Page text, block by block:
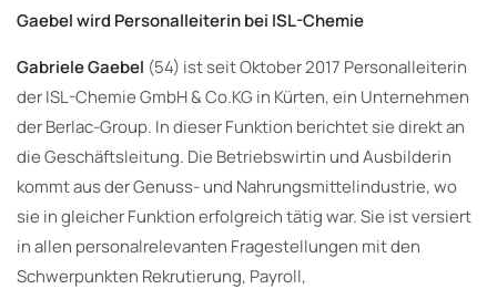
Gaebel wird Personalleiterin bei ISL-Chemie
Gabriele Gaebel (54) ist seit Oktober 2017 Personalleiterin
der ISL-Chemie GmbH & Co.KG in Kürten, ein Unternehmen
der Berlac-Group. In dieser Funktion berichtet sie direkt an
die Geschäftsleitung. Die Betriebswirtin und Ausbilderin
kommt aus der Genuss- und Nahrungsmittelindustrie, wo
sie in gleicher Funktion erfolgreich tätig war. Sie ist versiert
in allen personalrelevanten Fragestellungen mit den
Schwerpunkten Rekrutierung, Payroll,